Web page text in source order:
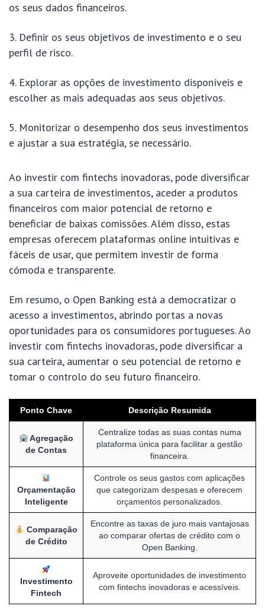
os seus dados financeiros.
Definir os seus objetivos de investimento e o seu
perfil de risco.
Explorar as opções de investimento disponíveis e
escolher as mais adequadas aos seus objetivos.
Monitorizar o desempenho dos seus investimentos
e ajustar a sua estratégia, se necessário.
Ao investir com fintechs inovadoras, pode diversificar
a sua carteira de investimentos, aceder a produtos
financeiros com maior potencial de retorno e
beneficiar de baixas comissões. Além disso, estas
empresas oferecem plataformas online intuitivas e
fáceis de usar, que permitem investir de forma
cómoda e transparente.
Em resumo, o Open Banking está a democratizar o
acesso a investimentos, abrindo portas a novas
oportunidades para os consumidores portugueses. Ao
investir com fintechs inovadoras, pode diversificar a
sua carteira, aumentar o seu potencial de retorno e
tomar o controlo do seu futuro financeiro.
Ponto Chave Descrição Resumida
Agregação
de Contas
Centralize todas as suas contas numa
plataforma única para facilitar a gestão
financeira.
Orçamentação
Inteligente
Controle os seus gastos com aplicações
que categorizam despesas e oferecem
orçamentos personalizados.
Comparação
de Crédito
Encontre as taxas de juro mais vantajosas
ao comparar ofertas de crédito com o
Open Banking.
Investimento
Fintech
Aproveite oportunidades de investimento
com fintechs inovadoras e acessíveis.